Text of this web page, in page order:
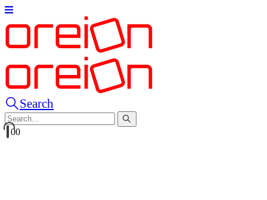
Search
00